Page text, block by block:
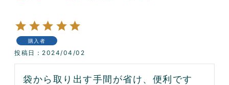
購入者
投稿日 2024/04/02
袋から取り出す手間が省け、便利です